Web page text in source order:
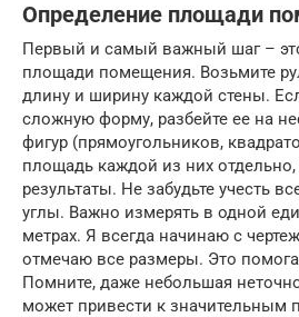
Определение площади
Первый и самый важный шаг –
площади помещения. Возьмите
длину и ширину каждой стены.
сложную форму, разбейте ее на
фигур (прямоугольников,
площадь каждой из них
результаты. Не забудьте учесть
углы. Важно измерять в одной
метрах. Я всегда начинаю с
отмечаю все размеры. Это
Помните, даже небольшая
может привести к значительным